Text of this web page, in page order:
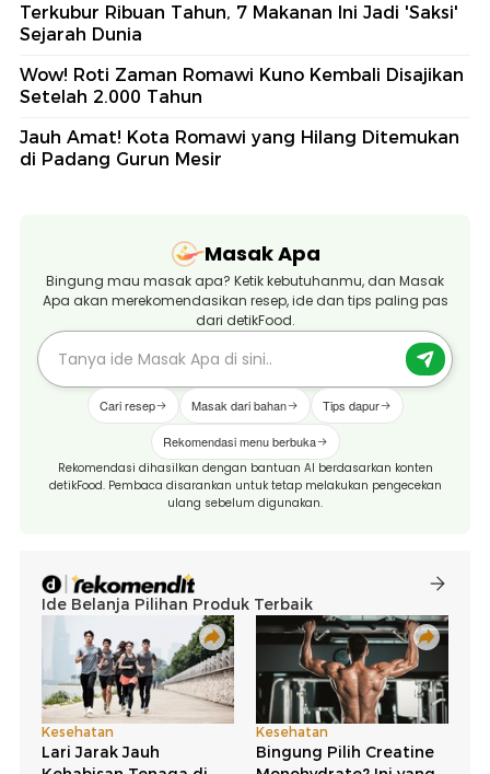
Terkubur Ribuan Tahun, 7 Makanan Ini Jadi 'Saksi'
Sejarah Dunia
Wow! Roti Zaman Romawi Kuno Kembali Disajikan
Setelah 2.000 Tahun
Jauh Amat! Kota Romawi yang Hilang Ditemukan
di Padang Gurun Mesir
Masak Apa
Bingung mau masak apa? Ketik kebutuhanmu, dan Masak
Apa akan merekomendasikan resep, ide dan tips paling pas
dari detikFood.
Cari resep Masak dari bahan Tips dapur
Rekomendasi menu berbuka
Rekomendasi dihasilkan dengan bantuan AI berdasarkan konten
detikFood. Pembaca disarankan untuk tetap melakukan pengecekan
ulang sebelum digunakan.